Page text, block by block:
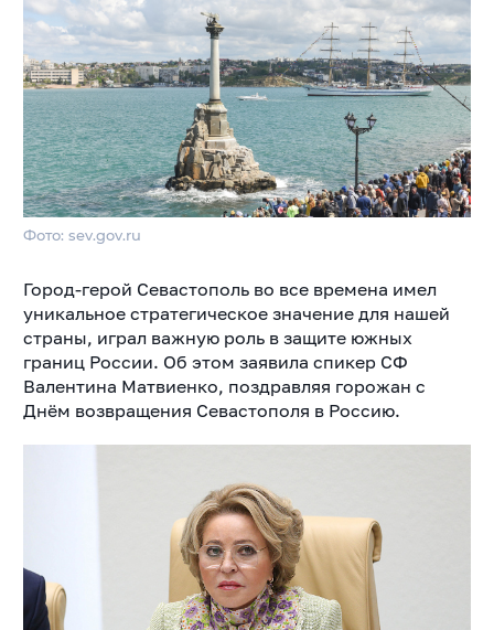
Фото: sev.gov.ru
Город-герой Севастополь во все времена имел
уникальное стратегическое значение для нашей
страны, играл важную роль в защите южных
границ России. Об этом заявила спикер СФ
Валентина Матвиенко, поздравляя горожан с
Днём возвращения Севастополя в Россию.